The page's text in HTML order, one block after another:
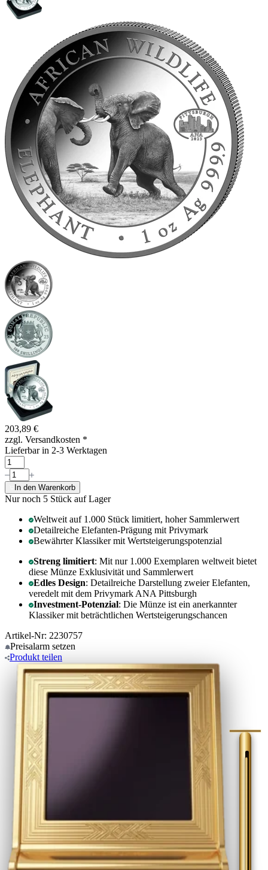
203,89 €
zzgl. Versandkosten *
Lieferbar in 2-3 Werktagen
In den Warenkorb
Nur noch 5 Stück auf Lager
Weltweit auf 1.000 Stück limitiert, hoher Sammlerwert
Detailreiche Elefanten-Prägung mit Privymark
Bewährter Klassiker mit Wertsteigerungspotenzial
Streng limitiert: Mit nur 1.000 Exemplaren weltweit bietet
diese Münze Exklusivität und Sammlerwert
Edles Design: Detailreiche Darstellung zweier Elefanten,
veredelt mit dem Privymark ANA Pittsburgh
Investment-Potenzial: Die Münze ist ein anerkannter
Klassiker mit beträchtlichen Wertsteigerungschancen
Artikel-Nr: 2230757
Preisalarm setzen
Produkt teilen